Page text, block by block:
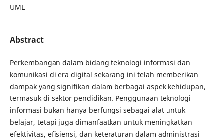
UML
Abstract
Perkembangan dalam bidang teknologi informasi dan
komunikasi di era digital sekarang ini telah memberikan
dampak yang signifikan dalam berbagai aspek kehidupan,
termasuk di sektor pendidikan. Penggunaan teknologi
informasi bukan hanya berfungsi sebagai alat untuk
belajar, tetapi juga dimanfaatkan untuk meningkatkan
efektivitas, efisiensi, dan keteraturan dalam administrasi